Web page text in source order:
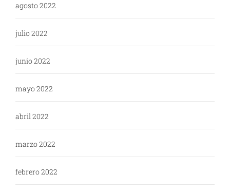
agosto 2022
julio 2022
junio 2022
mayo 2022
abril 2022
marzo 2022
febrero 2022